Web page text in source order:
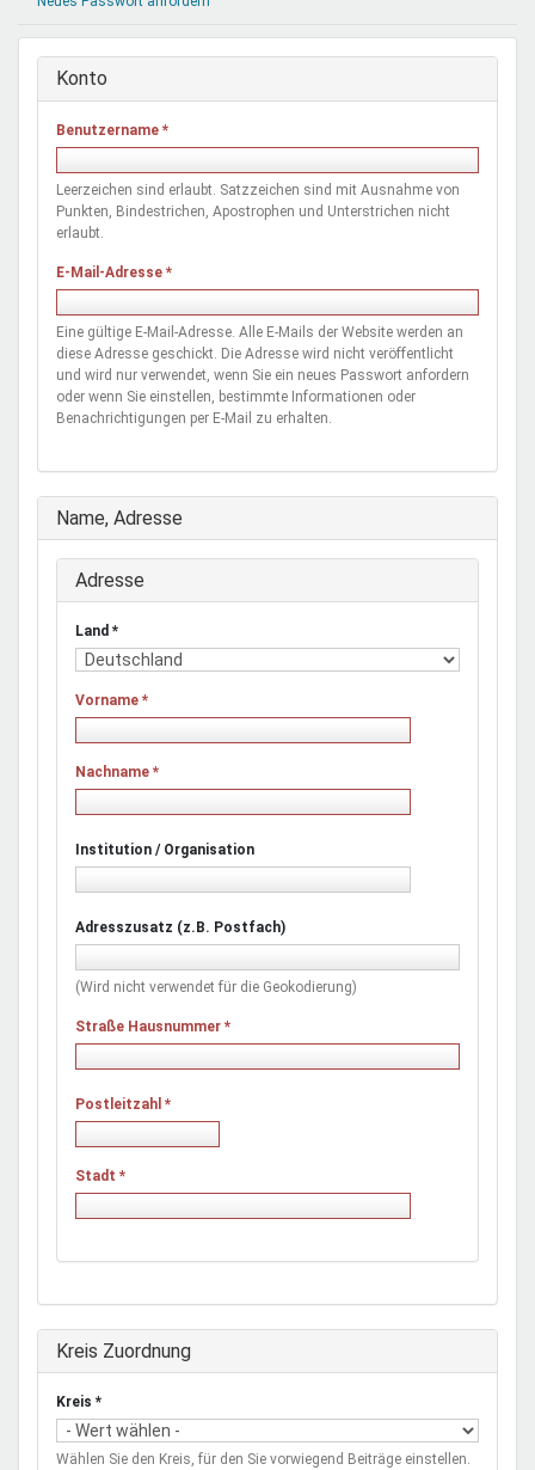
Schule & Beruf
Demokratie & Beteiligung
Konto
Benutzername *
Leerzeichen sind erlaubt. Satzzeichen sind mit Ausnahme von
Punkten, Bindestrichen, Apostrophen und Unterstrichen nicht
erlaubt.
E-Mail-Adresse *
Eine gültige E-Mail-Adresse. Alle E-Mails der Website werden an
diese Adresse geschickt. Die Adresse wird nicht veröffentlicht
und wird nur verwendet, wenn Sie ein neues Passwort anfordern
oder wenn Sie einstellen, bestimmte Informationen oder
Benachrichtigungen per E-Mail zu erhalten.
Ausblenden
Name, Adresse
Adresse
Land *
Vorname *
Nachname *
Institution / Organisation
Adresszusatz (z.B. Postfach)
(Wird nicht verwendet für die Geokodierung)
Straße Hausnummer *
Postleitzahl *
Stadt *
Ausblenden
Kreis Zuordnung
Kreis *
Wählen Sie den Kreis, für den Sie vorwiegend Beiträge einstellen.